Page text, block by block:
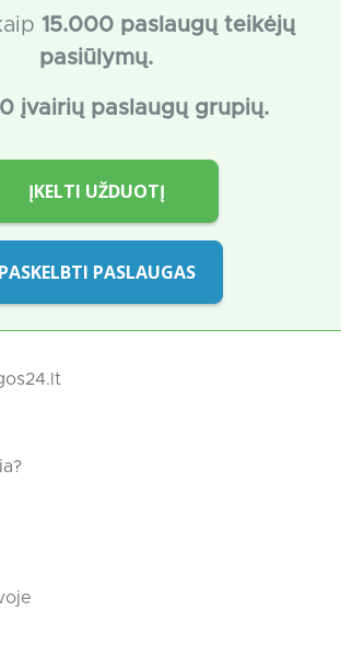
15.000 paslaugų teikėjų
pasiūlymų.
įvairių paslaugų grupių.
ĮKELTI UŽDUOTĮ
PASKELBTI PASLAUGAS